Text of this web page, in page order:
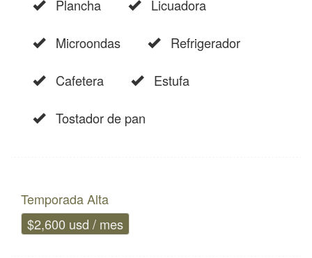
Plancha
Licuadora
Microondas Refrigerador
Cafetera Estufa
Tostador de pan
Temporada Alta
$2,600 usd / mes